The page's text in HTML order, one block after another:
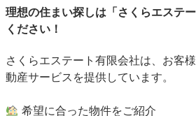
理想の住まい探しは「さくらエステ
ください！
さくらエステート有限会社は、お客
動産サービスを提供しています。
希望に合った物件をご紹介